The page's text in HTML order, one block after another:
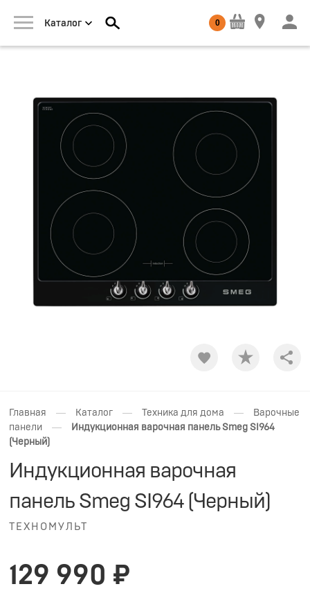
Каталог 0
Главная — Каталог — Техника для дома —
Варочные
панели
—
Индукционная варочная панель Smeg SI964
(Черный)
Индукционная варочная
панель Smeg SI964 (Черный)
ТЕХНОМУЛЬТ
129 990 ₽